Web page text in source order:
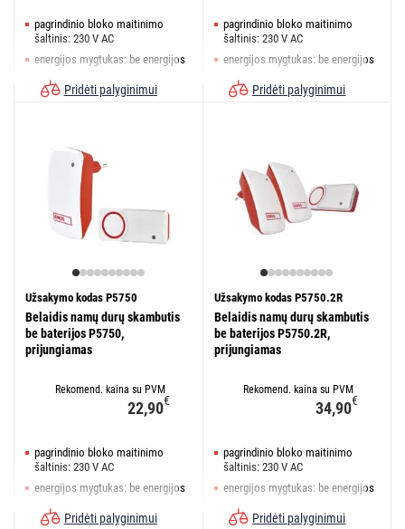
pagrindinio bloko maitinimo
šaltinis: 230 V AC
energijos mygtukas: be energijos
mygtuko pasiekimas: 180 m
Pridėti palyginimui
pagrindinio bloko maitinimo
šaltinis: 230 V AC
energijos mygtukas: be energijos
mygtuko pasiekimas: 180 m
Pridėti palyginimui
Užsakymo kodas P5750
Belaidis namų durų skambutis
be baterijos P5750,
prijungiamas
Rekomend. kaina su PVM
22,90€
pagrindinio bloko maitinimo
šaltinis: 230 V AC
energijos mygtukas: be energijos
mygtuko pasiekimas: 150 m
Pridėti palyginimui
Užsakymo kodas P5750.2R
Belaidis namų durų skambutis
be baterijos P5750.2R,
prijungiamas
Rekomend. kaina su PVM
34,90€
pagrindinio bloko maitinimo
šaltinis: 230 V AC
energijos mygtukas: be energijos
mygtuko pasiekimas: 150 m
Pridėti palyginimui